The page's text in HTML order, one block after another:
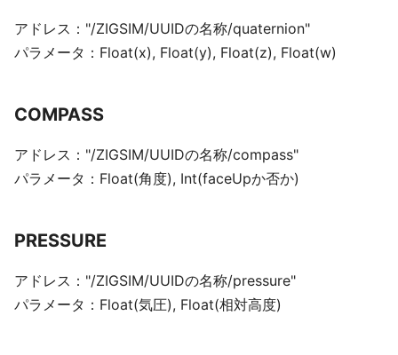
アドレス："/ZIGSIM/UUIDの名称/quaternion"
パラメータ：Float(x), Float(y), Float(z), Float(w)
COMPASS
アドレス："/ZIGSIM/UUIDの名称/compass"
パラメータ：Float(角度), Int(faceUpか否か)
PRESSURE
アドレス："/ZIGSIM/UUIDの名称/pressure"
パラメータ：Float(気圧), Float(相対高度)